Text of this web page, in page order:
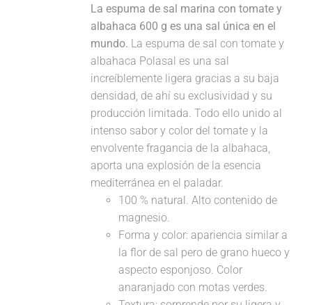
La espuma de sal marina con tomate y
albahaca 600 g es una sal única en el
mundo. La espuma de sal con tomate y
albahaca Polasal es una sal
increíblemente ligera gracias a su baja
densidad, de ahí su exclusividad y su
producción limitada. Todo ello unido al
intenso sabor y color del tomate y la
envolvente fragancia de la albahaca,
aporta una explosión de la esencia
mediterránea en el paladar.
100 % natural. Alto contenido de
magnesio.
Forma y color: apariencia similar a
la flor de sal pero de grano hueco y
aspecto esponjoso. Color
anaranjado con motas verdes.